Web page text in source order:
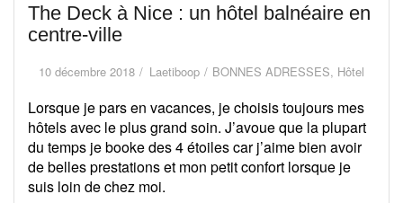
The Deck à Nice : un hôtel balnéaire en
centre-ville
10 décembre 2018 Laetiboop BONNES ADRESSES, Hôtel
Lorsque je pars en vacances, je choisis toujours mes
hôtels avec le plus grand soin. J’avoue que la plupart
du temps je booke des 4 étoiles car j’aime bien avoir
de belles prestations et mon petit confort lorsque je
suis loin de chez moi.